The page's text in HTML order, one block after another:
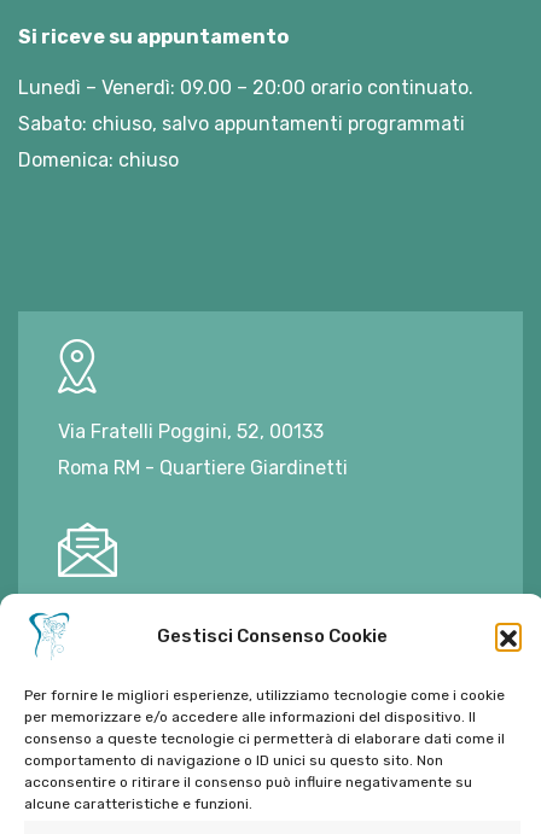
Gestisci Consenso Cookie
Per fornire le migliori esperienze, utilizziamo tecnologie come i cookie
per memorizzare e/o accedere alle informazioni del dispositivo. Il
consenso a queste tecnologie ci permetterà di elaborare dati come il
comportamento di navigazione o ID unici su questo sito. Non
acconsentire o ritirare il consenso può influire negativamente su
alcune caratteristiche e funzioni.
Si riceve su appuntamento
Lunedì – Venerdì: 09.00 – 20:00 orario continuato.
Sabato: chiuso, salvo appuntamenti programmati
Domenica: chiuso
Via Fratelli Poggini, 52, 00133
Roma RM - Quartiere Giardinetti
E-mail:
Tel:06 272342
Tel:393 9810086